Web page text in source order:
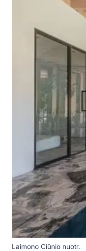
Laimono Ciūnio nuotr.